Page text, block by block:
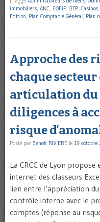
immobiliers ANC BOFiP BTP Casinos
Edition Plan Comptable Général Plan
Approche des
chaque secteur
articulation du
diligences à
risque
Posté par Benoît RIVIERE le 19
La CRCC de Lyon
internet des classeurs
lien entre l’appréciation
contrôle interne avec le
comptes (réponse au